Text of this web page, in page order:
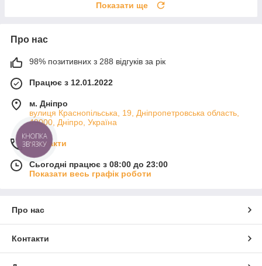
Показати ще
Про нас
98% позитивних з 288 відгуків за рік
Працює з 12.01.2022
м. Дніпро
вулиця Краснопільська, 19, Дніпропетровська область,
49000, Дніпро, Україна
Контакти
Сьогодні працює з 08:00 до 23:00
Показати весь графік роботи
Про нас
Контакти
КНОПКА
ЗВ'ЯЗКУ